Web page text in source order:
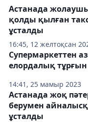
16:45, 12 желтоқсан
Астанада
қолды қылған
ұсталды
14:41, 25 мамыр 2023
Супермаркеттен
елордалық
Астанада жоқ
берумен
ұсталды